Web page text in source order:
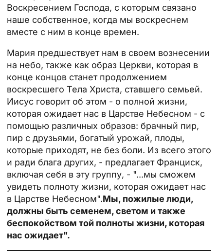
Воскресением Господа, с которым связано
наше собственное, когда мы воскреснем
вместе с ним в конце времен.
Мария предшествует нам в своем вознесении
на небо, также как образ Церкви, которая в
конце концов станет продолжением
воскресшего Тела Христа, ставшего семьей.
Иисус говорит об этом - о полной жизни,
которая ожидает нас в Царстве Небесном - с
помощью различных образов: брачный пир,
пир с друзьями, богатый урожай, плоды,
которые приходят, не без боли. Из всего этого
и ради блага других, - предлагает Франциск,
включая себя в эту группу, - "...мы сможем
увидеть полноту жизни, которая ожидает нас
в Царстве Небесном".Мы, пожилые люди,
должны быть семенем, светом и также
беспокойством той полноты жизни, которая
нас ожидает".